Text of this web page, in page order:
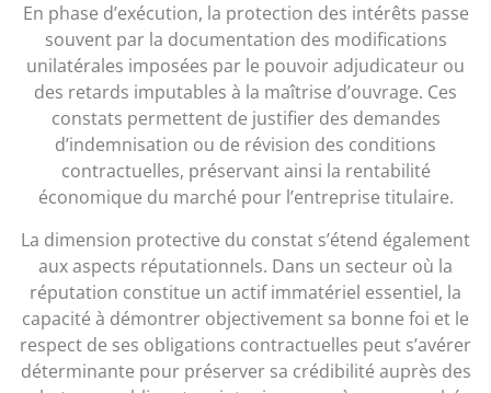
En phase d’exécution, la protection des intérêts passe
souvent par la documentation des modifications
unilatérales imposées par le pouvoir adjudicateur ou
des retards imputables à la maîtrise d’ouvrage. Ces
constats permettent de justifier des demandes
d’indemnisation ou de révision des conditions
contractuelles, préservant ainsi la rentabilité
économique du marché pour l’entreprise titulaire.
La dimension protective du constat s’étend également
aux aspects réputationnels. Dans un secteur où la
réputation constitue un actif immatériel essentiel, la
capacité à démontrer objectivement sa bonne foi et le
respect de ses obligations contractuelles peut s’avérer
déterminante pour préserver sa crédibilité auprès des